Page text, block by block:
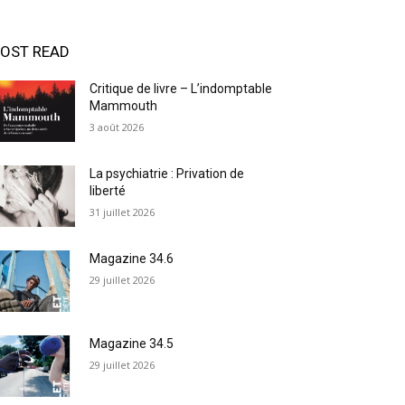
READ
Critique de livre – L’indomptable
Mammouth
3 août 2026
La psychiatrie : Privation de
liberté
31 juillet 2026
Magazine 34.6
29 juillet 2026
Magazine 34.5
29 juillet 2026